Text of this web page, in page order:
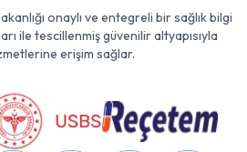
onaylı ve entegreli bir sağlık bilgi
ile tescillenmiş güvenilir altyapısıyla
erişim sağlar.